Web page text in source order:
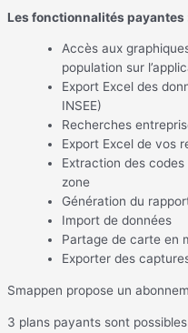
Les fonctionnalités payantes
Accès aux
population sur
Export Excel des
INSEE)
Recherches
Export Excel de vos
Extraction des codes
zone
Génération du
Import de données
Partage de carte en
Exporter des
Smappen propose un
3 plans payants sont